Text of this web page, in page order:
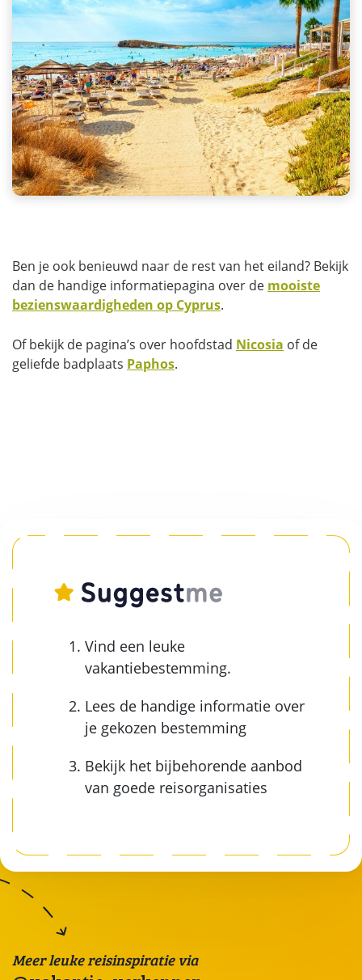
Ben je ook benieuwd naar de rest van het eiland? Bekijk
dan de handige informatiepagina over de mooiste
bezienswaardigheden op Cyprus.
Of bekijk de pagina’s over hoofdstad Nicosia of de
geliefde badplaats Paphos.
Vind een leuke
vakantiebestemming.
Lees de handige informatie over
je gekozen bestemming
Bekijk het bijbehorende aanbod
van goede reisorganisaties
Meer leuke reisinspiratie via